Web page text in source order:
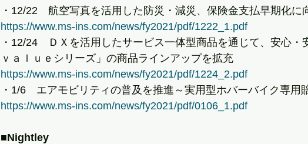
・12/22　航空写真を活用した防災・減災、保険金支払早期化に
https://www.ms-ins.com/news/fy2021/pdf/1222_1.pdf
・12/24　ＤＸを活用したサービス一体型商品を通じて、安心・
ｖａｌｕｅシリーズ」の商品ラインアップを拡充
https://www.ms-ins.com/news/fy2021/pdf/1224_2.pdf
・1/6　エアモビリティの普及を推進～実用型ホバーバイク専用
https://www.ms-ins.com/news/fy2021/pdf/0106_1.pdf
■Nightley